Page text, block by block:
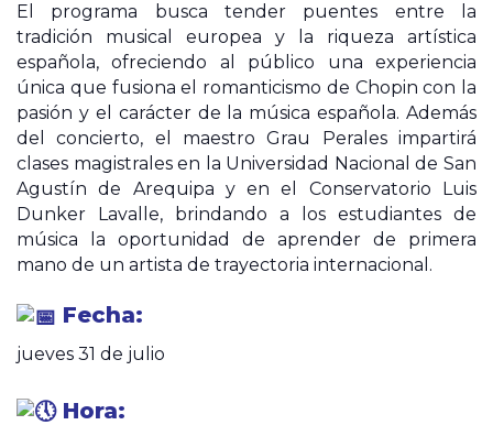
El programa busca tender puentes entre la
tradición musical europea y la riqueza artística
española, ofreciendo al público una experiencia
única que fusiona el romanticismo de Chopin con la
pasión y el carácter de la música española. Además
del concierto, el maestro Grau Perales impartirá
clases magistrales en la Universidad Nacional de San
Agustín de Arequipa y en el Conservatorio Luis
Dunker Lavalle, brindando a los estudiantes de
música la oportunidad de aprender de primera
mano de un artista de trayectoria internacional.
Fecha:
jueves 31 de julio
Hora: